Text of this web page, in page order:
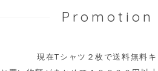
Promotion
現在Tシャツ２枚で送料無料